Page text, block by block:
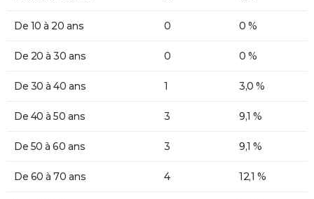
De 10 à 20 ans 0 0 %
De 20 à 30 ans 0 0 %
De 30 à 40 ans 1 3,0 %
De 40 à 50 ans 3 9,1 %
De 50 à 60 ans 3 9,1 %
De 60 à 70 ans 4 12,1 %